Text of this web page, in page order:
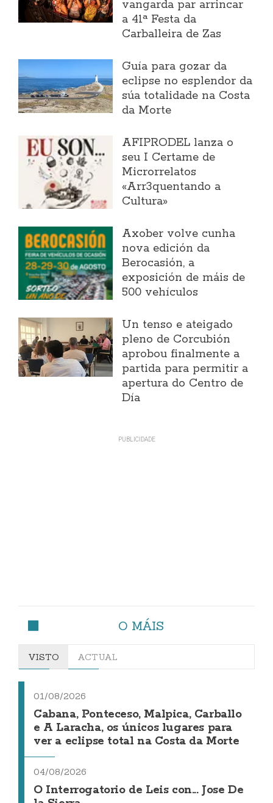
vangarda par arrincar
a 41ª Festa da
Carballeira de Zas
Guía para gozar da
eclipse no esplendor da
súa totalidade na Costa
da Morte
AFIPRODEL lanza o
seu I Certame de
Microrrelatos
«Arr3quentando a
Cultura»
Axober volve cunha
nova edición da
Berocasión, a
exposición de máis de
500 vehículos
Un tenso e ateigado
pleno de Corcubión
aprobou finalmente a
partida para permitir a
apertura do Centro de
Día
O MÁIS
VISTO ACTUAL
01/08/2026
Cabana, Ponteceso, Malpica, Carballo
e A Laracha, os únicos lugares para
ver a eclipse total na Costa da Morte
04/08/2026
O Interrogatorio de Leis con... Jose De